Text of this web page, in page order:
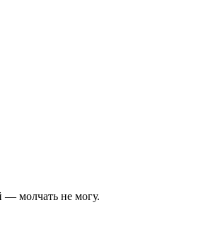
— молчать не могу.